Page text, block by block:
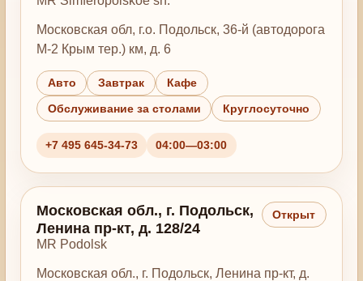
Московская обл, г.о. Подольск, 36-й (автодорога
М-2 Крым тер.) км, д. 6
Авто Завтрак Кафе
Обслуживание за столами Круглосуточно
+7 495 645-34-73 04:00—03:00
Московская обл., г. Подольск,
Ленина пр-кт, д. 128/24
MR Podolsk
Открыт
Московская обл., г. Подольск, Ленина пр-кт, д.